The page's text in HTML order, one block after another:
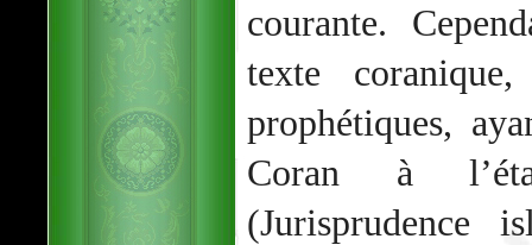
courante.
texte
prophétiques,
Coran à
(Jurisprudence